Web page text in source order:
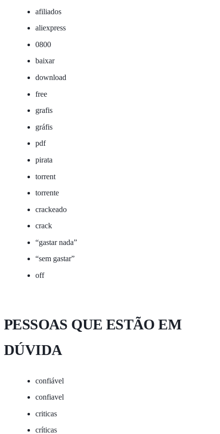
afiliados
aliexpress
0800
baixar
download
free
grafis
gráfis
pdf
pirata
torrent
torrente
crackeado
crack
“gastar nada”
“sem gastar”
off
PESSOAS QUE ESTÃO EM
DÚVIDA
confiável
confiavel
criticas
críticas